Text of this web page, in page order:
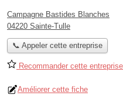
Campagne Bastides Blanches
04220 Sainte-Tulle
📞 Appeler cette entreprise
Recommander cette
Améliorer cette fiche